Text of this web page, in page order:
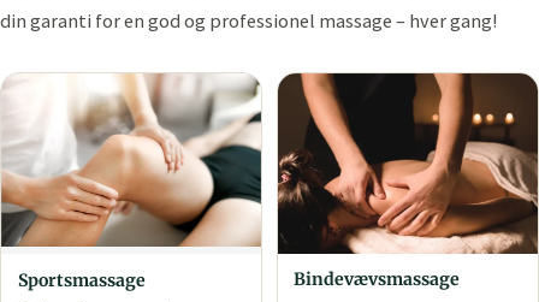
din garanti for en god og professionel massage – hver gang!
Sports­massage Bindevævs­massage